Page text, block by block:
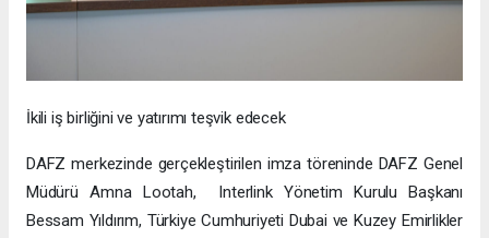
İkili iş birliğini ve yatırımı teşvik edecek
DAFZ merkezinde gerçekleştirilen imza töreninde DAFZ Genel
Müdürü Amna Lootah, Interlink Yönetim Kurulu Başkanı
Bessam Yıldırım, Türkiye Cumhuriyeti Dubai ve Kuzey Emirlikler